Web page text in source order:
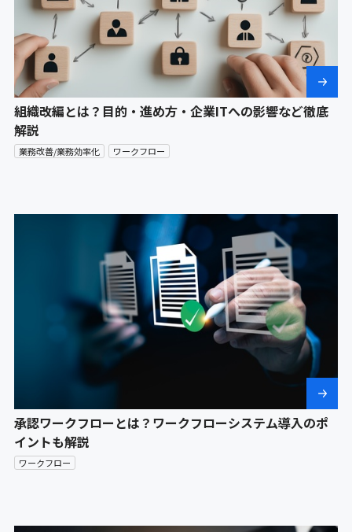
組織改編とは？目的・進め方・企業ITへの影響など徹底
解説
業務改善/業務効率化 ワークフロー
承認ワークフローとは？ワークフローシステム導入のポ
イントも解説
ワークフロー